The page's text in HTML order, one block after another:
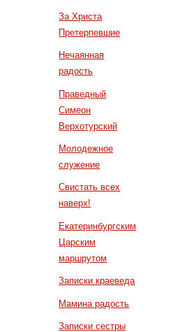
За Христа
Претерпевшие
Нечаянная
радость
Праведный
Симеон
Верхотурский
Молодежное
служение
Свистать всех
наверх!
Екатеринбургским
Царским
маршрутом
Записки краеведа
Мамина радость
Записки сестры